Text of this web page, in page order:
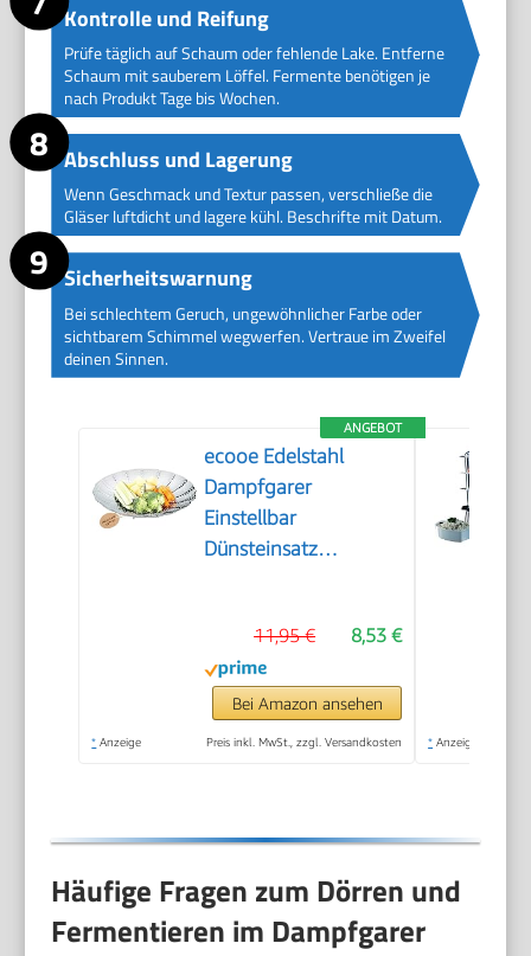
Kontrolle und Reifung
Prüfe täglich auf Schaum oder fehlende Lake. Entferne
Schaum mit sauberem Löffel. Fermente benötigen je
nach Produkt Tage bis Wochen.
Abschluss und Lagerung
Wenn Geschmack und Textur passen, verschließe die
Gläser luftdicht und lagere kühl. Beschrifte mit Datum.
Sicherheitswarnung
Bei schlechtem Geruch, ungewöhnlicher Farbe oder
sichtbarem Schimmel wegwerfen. Vertraue im Zweifel
deinen Sinnen.
ANGEBOT
ecooe Edelstahl
Dampfgarer
Einstellbar
Dünsteinsatz
Kochtöpfe
8,53 €
11,95 €
Bei Amazon ansehen
* Anzeige Preis inkl. MwSt., zzgl. Versandkosten * Anzeige
Häufige Fragen zum Dörren und
Fermentieren im Dampfgarer